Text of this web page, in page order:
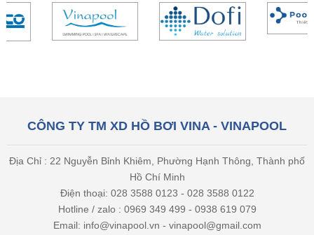
CÔNG TY TM XD HỒ BƠI VINA - VINAPOOL
Địa Chỉ : 22 Nguyễn Bỉnh Khiêm, Phường Hạnh Thông, Thành phố
Hồ Chí Minh
Điện thoại: 028 3588 0123 - 028 3588 0122
Hotline / zalo : 0969 349 499 - 0938 619 079
Email: info@vinapool.vn - vinapool@gmail.com